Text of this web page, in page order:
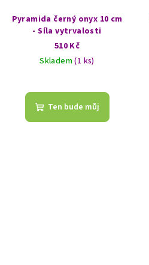
Pyramida černý onyx 10 cm
- Síla vytrvalosti
510 Kč
Skladem(1 ks)
Ten bude můj